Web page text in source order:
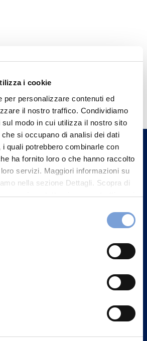
i cookie
per personalizzare contenuti ed
il nostro traffico. Condividiamo
sul modo in cui utilizza il nostro sito
si occupano di analisi dei dati
quali potrebbero combinarle con
ha fornito loro o che hanno raccolto
servizi. Maggiori informazioni su
nella sezione Dettagli. Scopra di
può contattarci e come trattiamo i
del sito nella sezione "Informativa
di
più vicina a te e parla con